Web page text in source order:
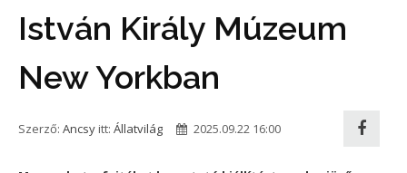
István Király Múzeum
New Yorkban
Szerző: Ancsy itt: Állatvilág 2025.09.22 16:00